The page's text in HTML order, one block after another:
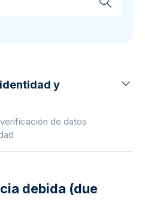
y
de datos
debida (due